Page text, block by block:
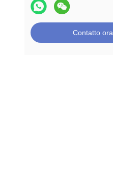
Contatto ora